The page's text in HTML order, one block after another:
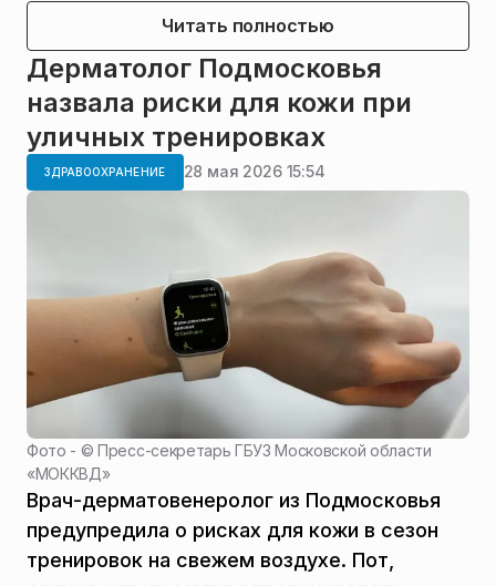
Читать полностью
Дерматолог Подмосковья
назвала риски для кожи при
уличных тренировках
ЗДРАВООХРАНЕНИЕ 28 мая 2026 15:54
Фото - ©Пресс-секретарь ГБУЗ Московской области
«МОККВД»
Врач-дерматовенеролог из Подмосковья
предупредила о рисках для кожи в сезон
тренировок на свежем воздухе. Пот,